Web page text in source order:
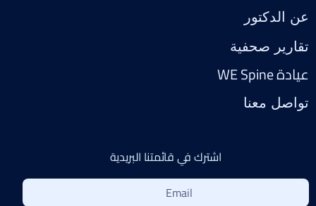
عن الدكتور
تقارير صحفية
عيادة WE Spine
تواصل معنا
اشترك في قائمتنا البريدية